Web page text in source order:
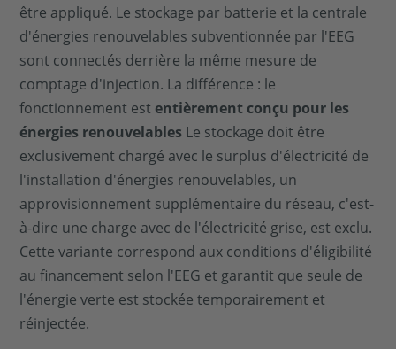
être appliqué. Le stockage par batterie et la centrale
d'énergies renouvelables subventionnée par l'EEG
sont connectés derrière la même mesure de
comptage d'injection. La différence : le
fonctionnement est entièrement conçu pour les
énergies renouvelables Le stockage doit être
exclusivement chargé avec le surplus d'électricité de
l'installation d'énergies renouvelables, un
approvisionnement supplémentaire du réseau, c'est-
à-dire une charge avec de l'électricité grise, est exclu.
Cette variante correspond aux conditions d'éligibilité
au financement selon l'EEG et garantit que seule de
l'énergie verte est stockée temporairement et
réinjectée.